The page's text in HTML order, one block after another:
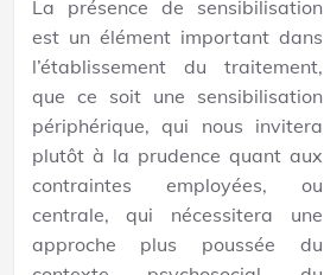
La présence de sensibilisation
est un élément important dans
l’établissement du traitement,
que ce soit une sensibilisation
périphérique, qui nous invitera
plutôt à la prudence quant aux
contraintes employées, ou
centrale, qui nécessitera une
approche plus poussée du